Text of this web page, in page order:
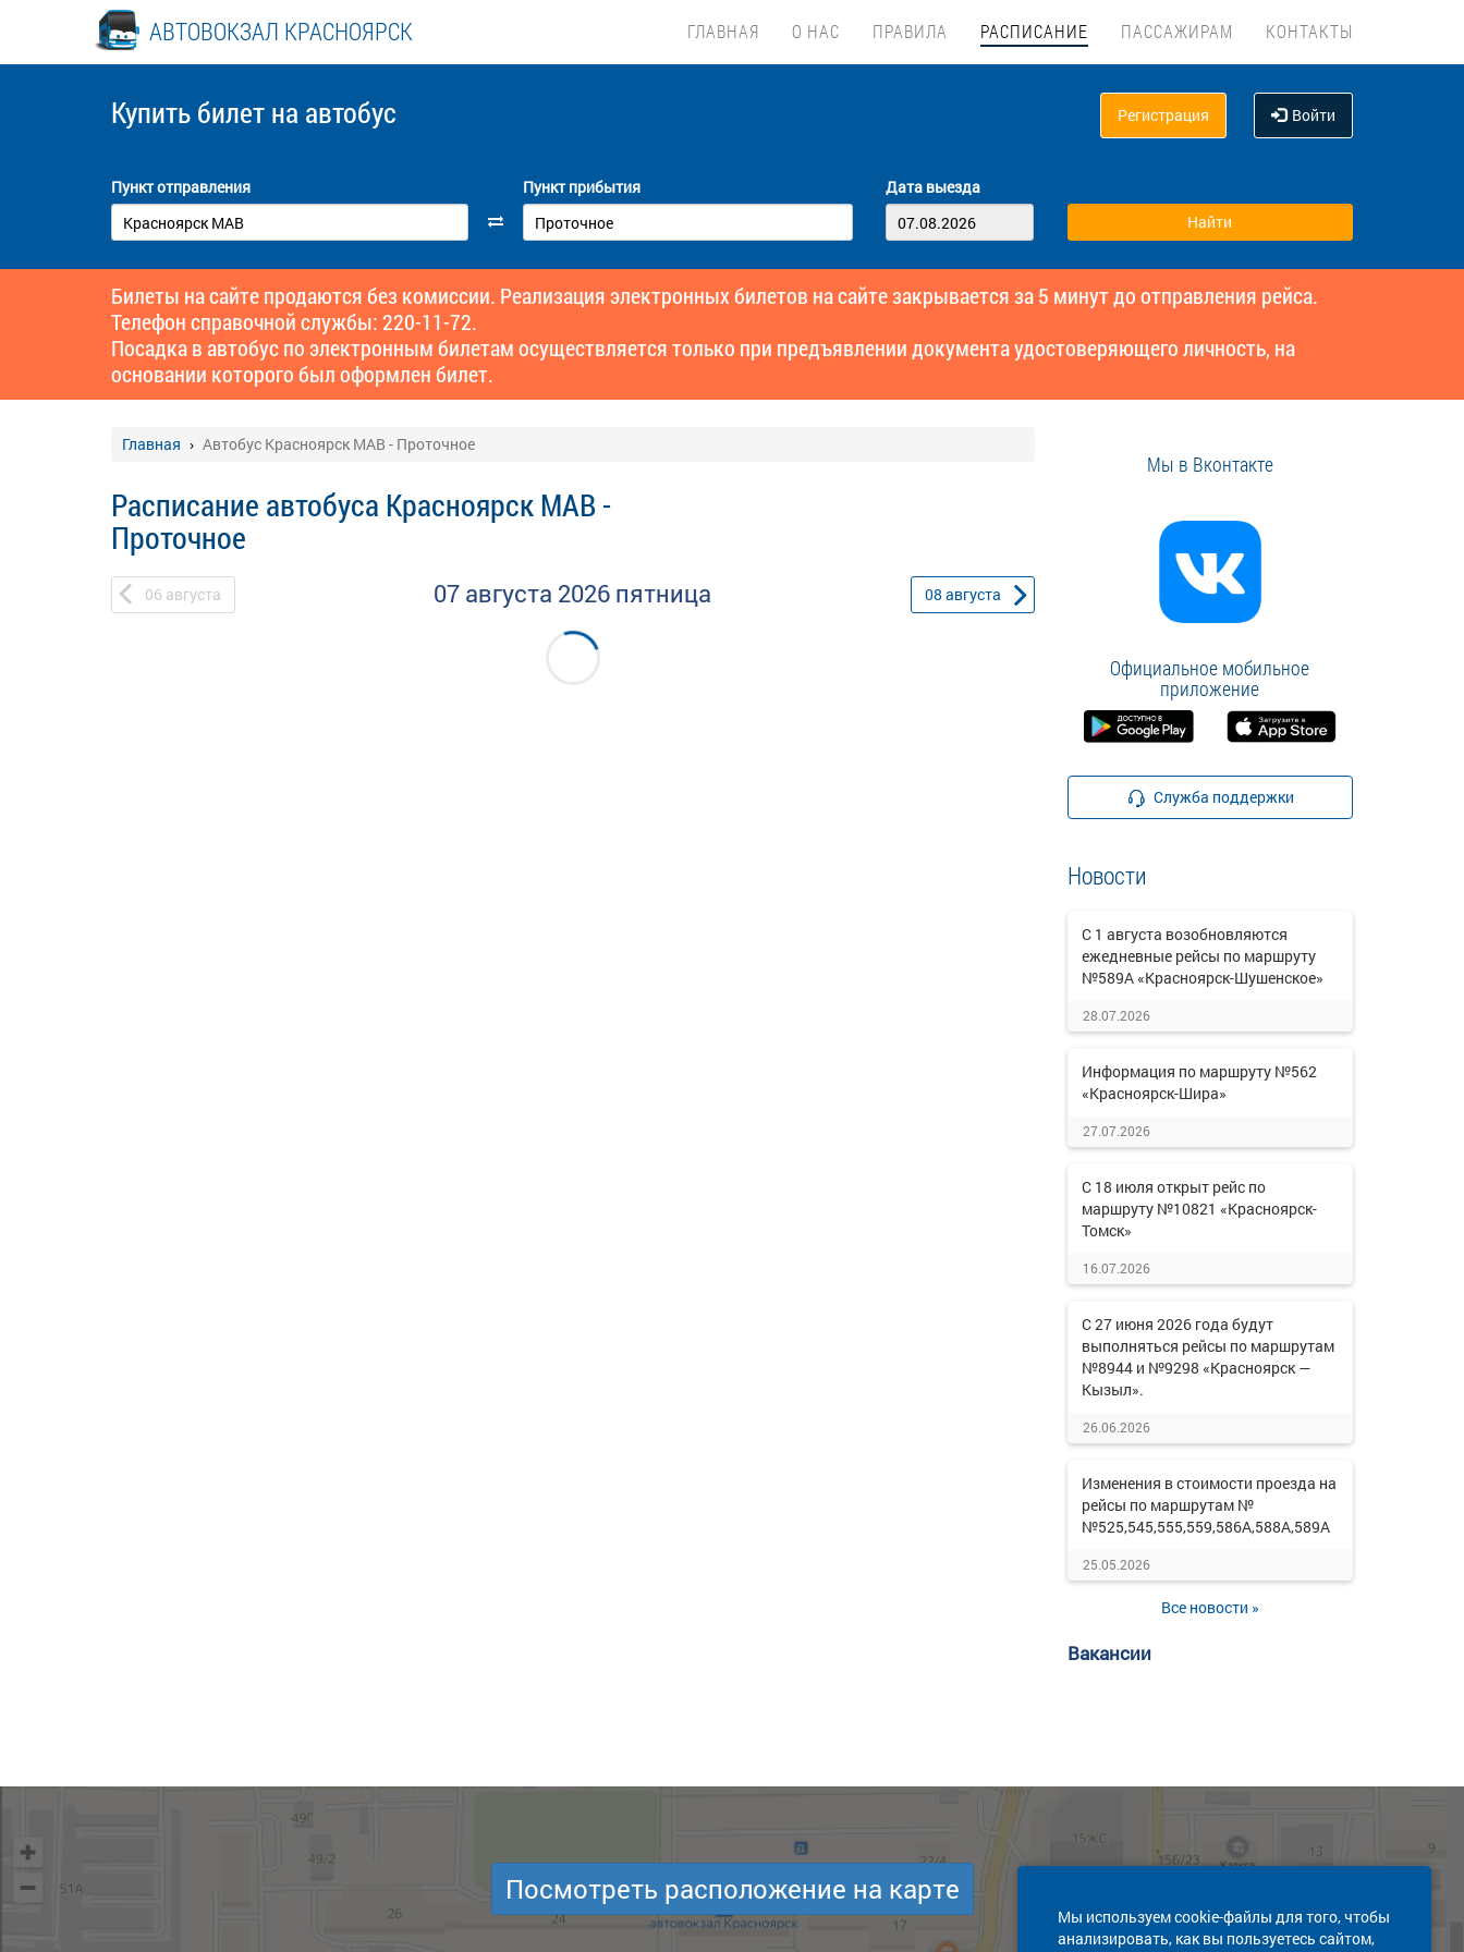
АВТОВОКЗАЛ КРАСНОЯРСК ГЛАВНАЯ О НАС ПРАВИЛА РАСПИСАНИЕ ПАССАЖИРАМ КОНТАКТЫ
Купить билет на автобус Регистрация Войти
Пункт отправления Пункт прибытия Дата выезда
Билеты на сайте продаются без комиссии. Реализация электронных билетов на сайте закрывается за 5 минут до отправления рейса.
Телефон справочной службы: 220-11-72.
Посадка в автобус по электронным билетам осуществляется только при предъявлении документа удостоверяющего личность, на
основании которого был оформлен билет.
Главная Автобус Красноярск МАВ - Проточное
Расписание автобуса Красноярск МАВ -
Проточное
06 августа 07 августа 2026 пятница 08 августа
Мы в Вконтакте
Официальное мобильное
приложение
Служба поддержки
Новости
С 1 августа возобновляются
ежедневные рейсы по маршруту
№589А «Красноярск-Шушенское»
28.07.2026
Информация по маршруту №562
«Красноярск-Шира»
27.07.2026
С 18 июля открыт рейс по
маршруту №10821 «Красноярск-
Томск»
16.07.2026
С 27 июня 2026 года будут
выполняться рейсы по маршрутам
№8944 и №9298 «Красноярск —
Кызыл».
26.06.2026
Изменения в стоимости проезда на
рейсы по маршрутам №
№525,545,555,559,586А,588А,589А
25.05.2026
Все новости »
Вакансии
Мы используем cookie-файлы для того, чтобы
анализировать, как вы пользуетесь сайтом,
Посмотреть расположение на карте